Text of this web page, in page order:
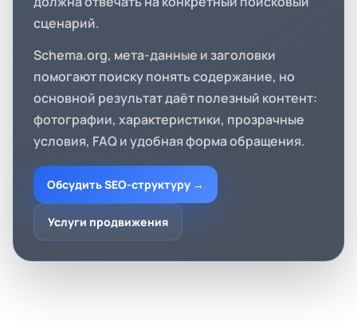
сценарий.
Schema.org, мета-данные и заголовки
помогают поиску понять содержание, но
основной результат даёт полезный контент:
фотографии, характеристики, прозрачные
условия, FAQ и удобная форма обращения.
Обсудить SEO-структуру →
Услуги продвижения